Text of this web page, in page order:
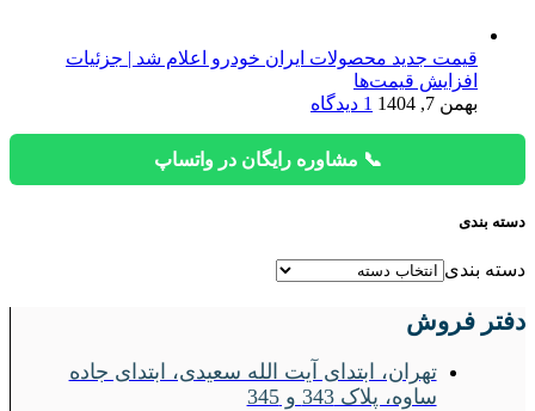
قیمت جدید محصولات ایران خودرو اعلام شد | جزئیات
افزایش قیمت‌ها
بهمن 7, 1404
1 دیدگاه
📞 مشاوره رایگان در واتساپ
دسته بندی
دسته بندی
دفتر فروش
تهران، ابتدای آیت الله سعیدی، ابتدای جاده
ساوه، پلاک 343 و 345